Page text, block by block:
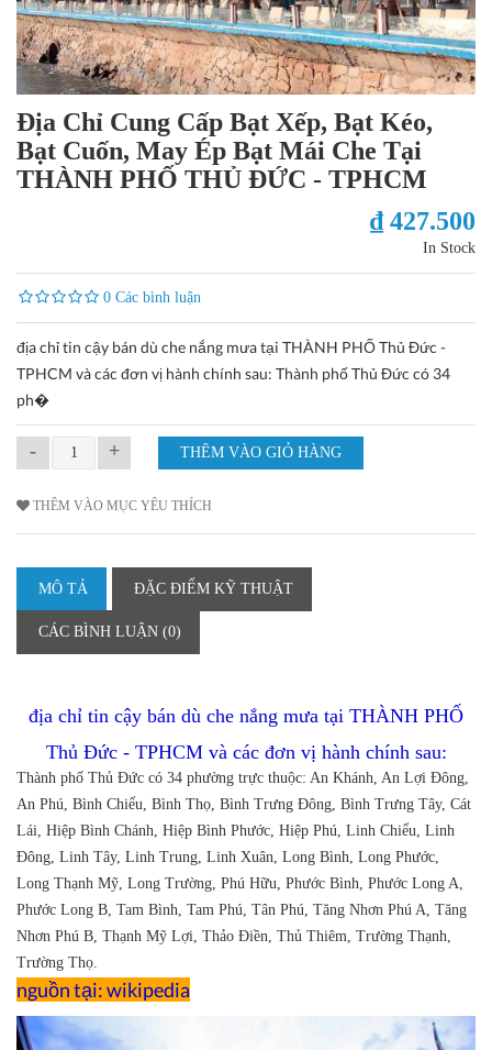
Địa Chỉ Cung Cấp Bạt Xếp, Bạt Kéo,
Bạt Cuốn, May Ép Bạt Mái Che Tại
THÀNH PHỐ THỦ ĐỨC - TPHCM
₫ 427.500
In Stock
0 Các bình luận
địa chỉ tin cậy bán dù che nắng mưa tại THÀNH PHỐ Thủ Đức -
TPHCM và các đơn vị hành chính sau: Thành phố Thủ Đức có 34
ph�
- +
THÊM VÀO MỤC YÊU THÍCH
MÔ TẢ ĐẶC ĐIỂM KỸ THUẬT
CÁC BÌNH LUẬN (0)
địa chỉ tin cậy bán dù che nắng mưa tại THÀNH PHỐ
Thủ Đức - TPHCM và các đơn vị hành chính sau:
Thành phố Thủ Đức có 34 phường trực thuộc: An Khánh, An Lợi Đông,
An Phú, Bình Chiểu, Bình Thọ, Bình Trưng Đông, Bình Trưng Tây, Cát
Lái, Hiệp Bình Chánh, Hiệp Bình Phước, Hiệp Phú, Linh Chiểu, Linh
Đông, Linh Tây, Linh Trung, Linh Xuân, Long Bình, Long Phước,
Long Thạnh Mỹ, Long Trường, Phú Hữu, Phước Bình, Phước Long A,
Phước Long B, Tam Bình, Tam Phú, Tân Phú, Tăng Nhơn Phú A, Tăng
Nhơn Phú B, Thạnh Mỹ Lợi, Thảo Điền, Thủ Thiêm, Trường Thạnh,
Trường Thọ.
nguồn tại: wikipedia